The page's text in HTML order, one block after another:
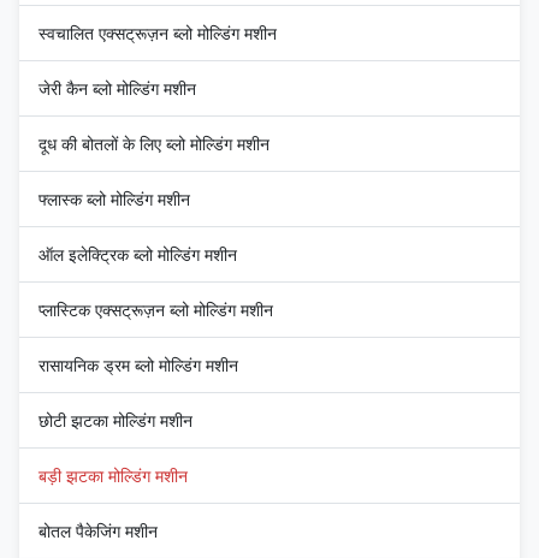
स्वचालित एक्सट्रूज़न ब्लो मोल्डिंग मशीन
जेरी कैन ब्लो मोल्डिंग मशीन
दूध की बोतलों के लिए ब्लो मोल्डिंग मशीन
फ्लास्क ब्लो मोल्डिंग मशीन
ऑल इलेक्ट्रिक ब्लो मोल्डिंग मशीन
प्लास्टिक एक्सट्रूज़न ब्लो मोल्डिंग मशीन
रासायनिक ड्रम ब्लो मोल्डिंग मशीन
छोटी झटका मोल्डिंग मशीन
बड़ी झटका मोल्डिंग मशीन
बोतल पैकेजिंग मशीन